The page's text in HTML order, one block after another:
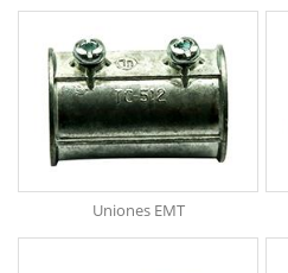
Uniones EMT